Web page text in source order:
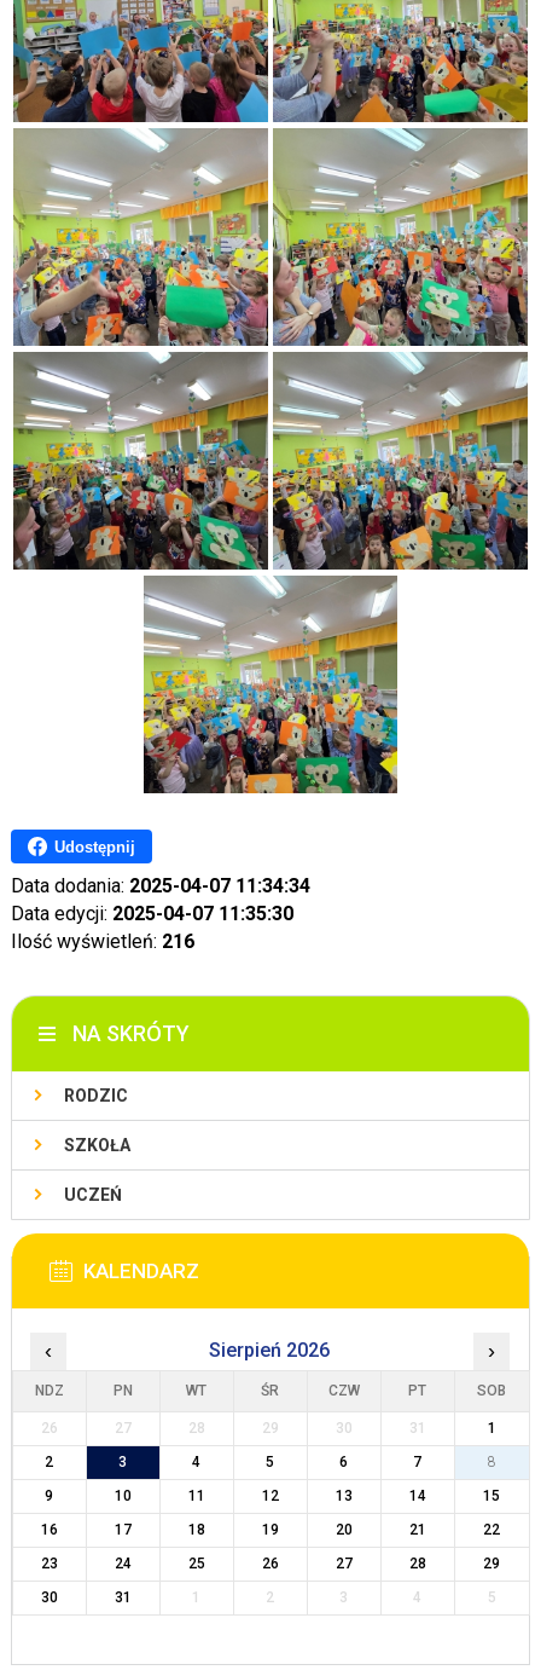
Udostępnij
Data dodania: 2025-04-07 11:34:34
Data edycji: 2025-04-07 11:35:30
Ilość wyświetleń: 216
NA SKRÓTY
RODZIC
SZKOŁA
UCZEŃ
KALENDARZ
‹ Sierpień 2026 ›
NDZ PN WT ŚR CZW PT SOB
26 27 28 29 30 31
1
2
3 4 5 6 7
8
9
10 11 12 13 14
15
16
17 18 19 20 21
22
23
24 25 26 27 28
29
30
31 1 2 3 4 5